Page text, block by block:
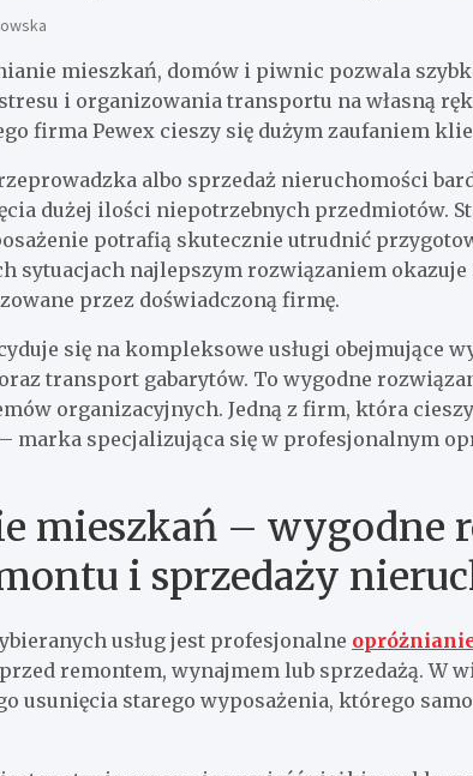
mieszkań, domów i piwnic pozwala
i organizowania transportu na własną
firma Pewex cieszy się dużym zaufaniem
albo sprzedaż nieruchomości
dużej ilości niepotrzebnych przedmiotów.
potrafią skutecznie utrudnić
sytuacjach najlepszym rozwiązaniem
przez doświadczoną firmę.
się na kompleksowe usługi obejmujące
transport gabarytów. To wygodne
organizacyjnych. Jedną z firm, która
marka specjalizująca się w profesjonalnym
mieszkań – wygodne
i sprzedaży
usług jest profesjonalne
remontem, wynajmem lub sprzedażą. W
usunięcia starego wyposażenia, którego